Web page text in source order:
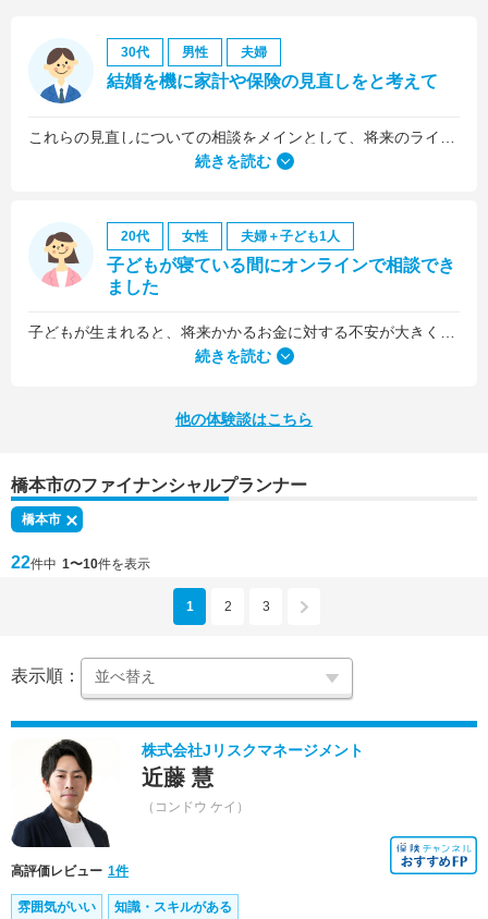
30代 男性 夫婦
結婚を機に家計や保険の見直しをと考えて
続きを読む
20代 女性 夫婦＋子ども1人
子どもが寝ている間にオンラインで相談でき
ました
何より、とても親身になって対応してくださって大満足。うちと同じように子どもの将来のお金のことで悩んでいる友人にも教えました。
続きを読む
他の体験談はこちら
橋本市のファイナンシャルプランナー
橋本市
22件中 1〜10件を表示
1 2 3
表示順：
株式会社Jリスクマネージメント
近藤 慧
（コンドウ ケイ）
高評価レビュー 1件
雰囲気がいい 知識・スキルがある